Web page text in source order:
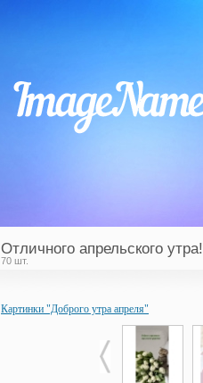
Отличного апрельского утра!
70 шт.
Картинки "Доброго утра апреля"